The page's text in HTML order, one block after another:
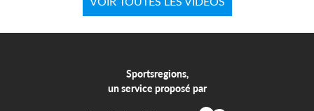
Sportsregions,
un service proposé par